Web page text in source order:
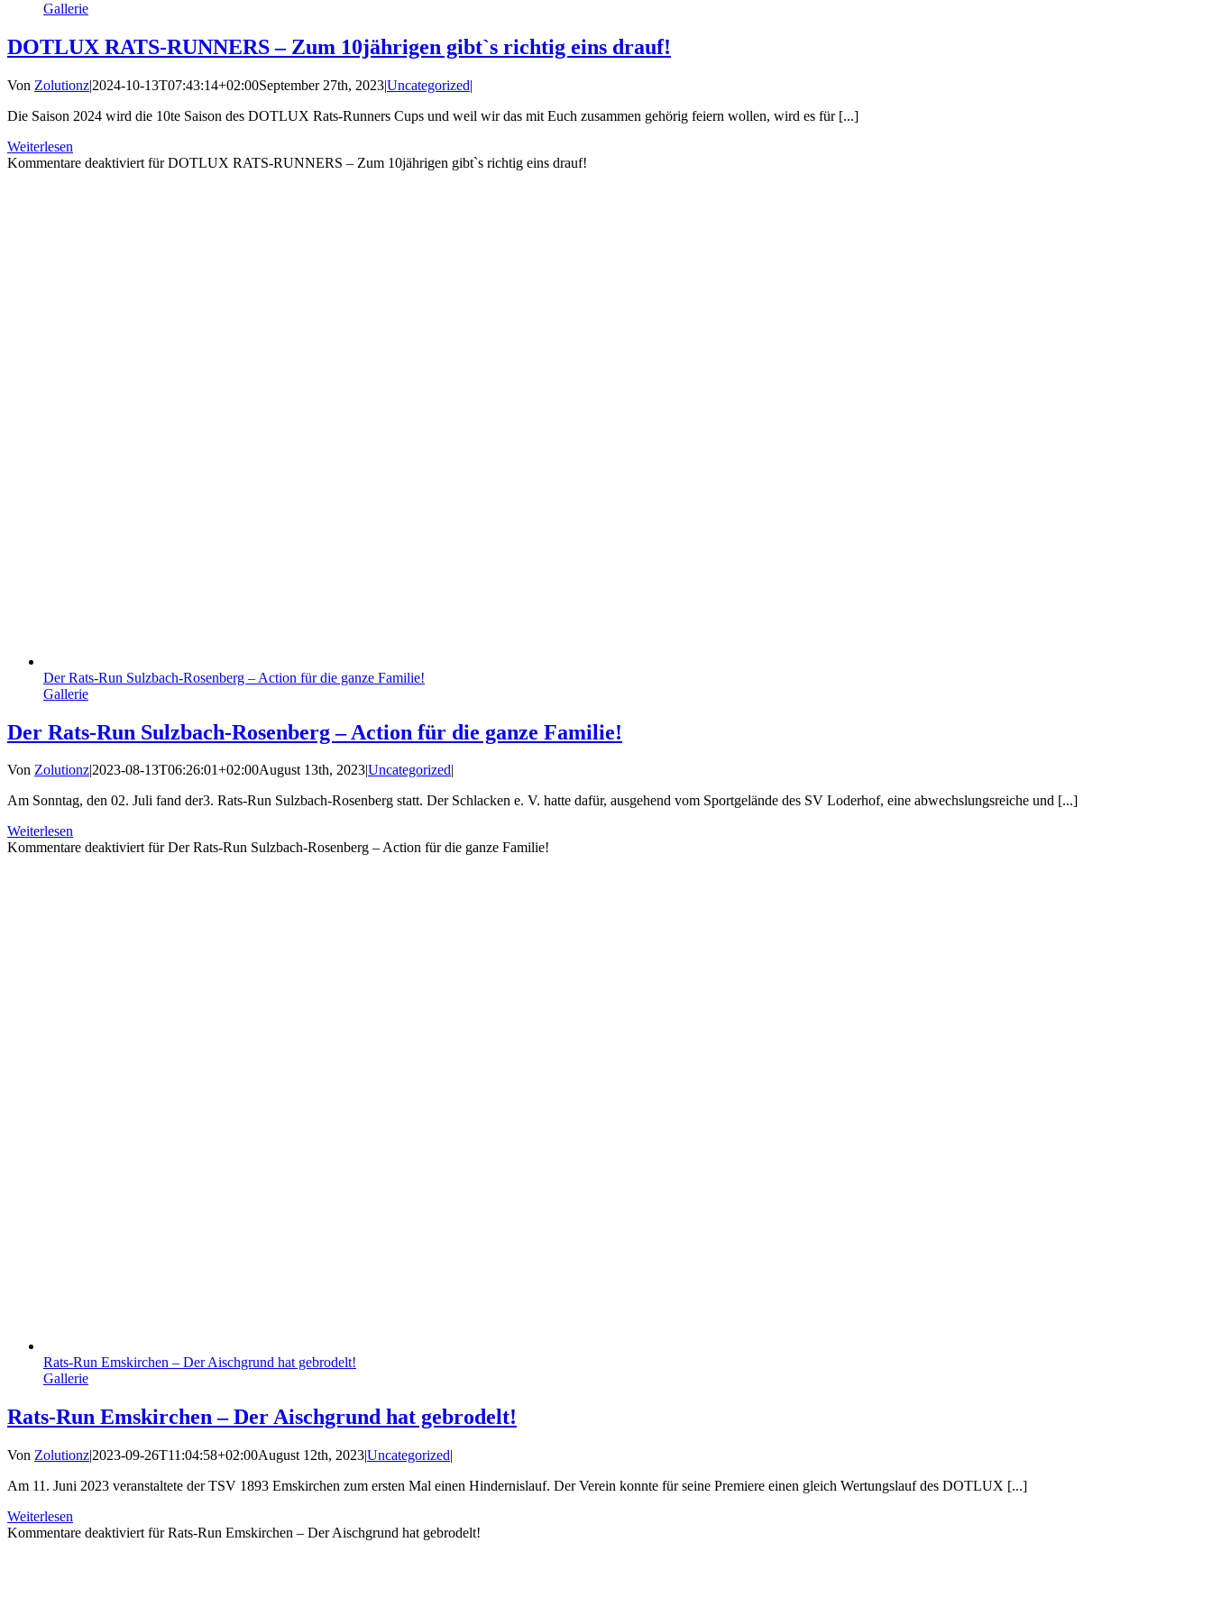
Gallerie
DOTLUX RATS-RUNNERS – Zum 10jährigen gibt`s richtig eins drauf!
Von Zolutionz|2024-10-13T07:43:14+02:00September 27th, 2023|Uncategorized|
Die Saison 2024 wird die 10te Saison des DOTLUX Rats-Runners Cups und weil wir das mit Euch zusammen gehörig feiern wollen, wird es für [...]
Weiterlesen
Kommentare deaktiviert für DOTLUX RATS-RUNNERS – Zum 10jährigen gibt`s richtig eins drauf!
Der Rats-Run Sulzbach-Rosenberg – Action für die ganze Familie!
Gallerie
Der Rats-Run Sulzbach-Rosenberg – Action für die ganze Familie!
Von Zolutionz|2023-08-13T06:26:01+02:00August 13th, 2023|Uncategorized|
Am Sonntag, den 02. Juli fand der3. Rats-Run Sulzbach-Rosenberg statt. Der Schlacken e. V. hatte dafür, ausgehend vom Sportgelände des SV Loderhof, eine abwechslungsreiche und [...]
Weiterlesen
Kommentare deaktiviertfür Der Rats-Run Sulzbach-Rosenberg – Action für die ganze Familie!
Rats-Run Emskirchen – Der Aischgrund hat gebrodelt!
Gallerie
Rats-Run Emskirchen – Der Aischgrund hat gebrodelt!
Von Zolutionz|2023-09-26T11:04:58+02:00August 12th, 2023|Uncategorized|
Am 11. Juni 2023 veranstaltete der TSV 1893 Emskirchen zum ersten Mal einen Hindernislauf. Der Verein konnte für seine Premiere einen gleich Wertungslauf des DOTLUX [...]
Weiterlesen
Kommentare deaktiviert für Rats-Run Emskirchen – Der Aischgrund hat gebrodelt!